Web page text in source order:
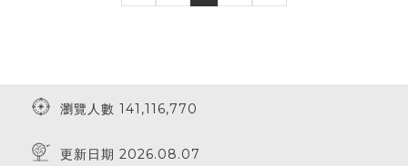
瀏覽人數 141,116,770
更新日期 2026.08.07